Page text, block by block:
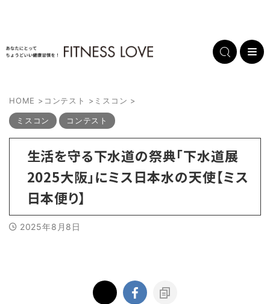
HOME > コンテスト > ミスコン >
ミスコン コンテスト
生活を守る下水道の祭典「下水道展
2025大阪」にミス日本水の天使【ミス
日本便り】
2025年8月8日